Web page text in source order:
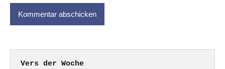
Vers der Woche